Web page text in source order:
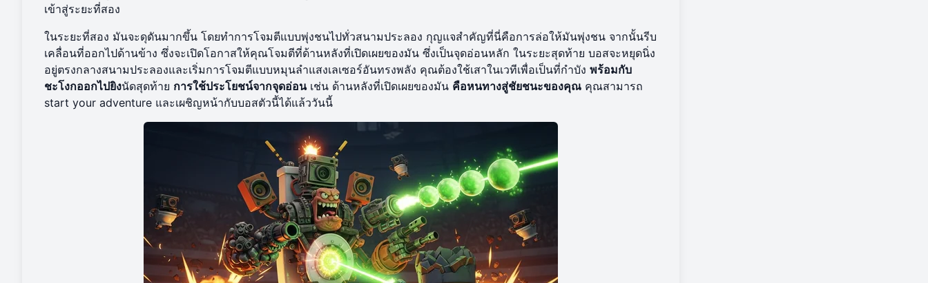
เข้าสู่ระยะที่สอง
ในระยะที่สอง มันจะดุดันมากขึ้น โดยทำการโจมตีแบบพุ่งชนไปทั่วสนามประลอง กุญแจสำคัญที่นี่คือการล่อให้มันพุ่งชน จากนั้นรีบ
เคลื่อนที่ออกไปด้านข้าง ซึ่งจะเปิดโอกาสให้คุณโจมตีที่ด้านหลังที่เปิดเผยของมัน ซึ่งเป็นจุดอ่อนหลัก ในระยะสุดท้าย บอสจะหยุดนิ่ง
อยู่ตรงกลางสนามประลองและเริ่มการโจมตีแบบหมุนลำแสงเลเซอร์อันทรงพลัง คุณต้องใช้เสาในเวทีเพื่อเป็นที่กำบัง พร้อมกับ
ชะโงกออกไปยิงนัดสุดท้าย การใช้ประโยชน์จากจุดอ่อนเช่น ด้านหลังที่เปิดเผยของมัน คือหนทางสู่ชัยชนะของคุณ คุณสามารถ
start your adventure และเผชิญหน้ากับบอสตัวนี้ได้แล้ววันนี้